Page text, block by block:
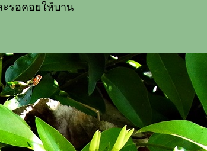
รอคอยให้บาน